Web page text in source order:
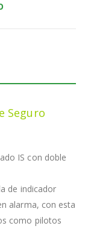
Seguro
IS con doble
de indicador
alarma, con esta
como pilotos